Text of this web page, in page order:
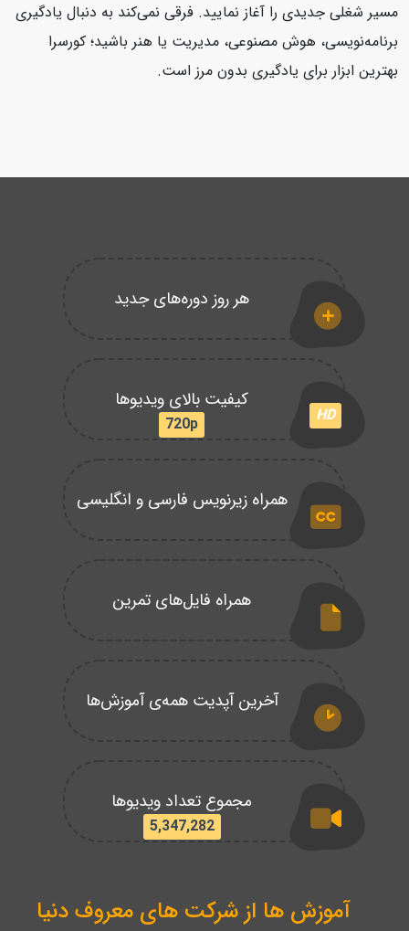
مسیر شغلی جدیدی را آغاز نمایید. فرقی نمی‌کند به دنبال یادگیری
برنامه‌نویسی، هوش مصنوعی، مدیریت یا هنر باشید؛ کورسرا
بهترین ابزار برای یادگیری بدون مرز است.
هر روز دوره‌های جدید
HD
کیفیت بالای ویدیوها
720p
همراه زیرنویس فارسی و انگلیسی
همراه فایل‌های تمرین
آخرین آپدیت همه‌ی آموزش‌ها
مجموع تعداد ویدیوها
5,347,282
آموزش ها از شرکت های معروف دنیا